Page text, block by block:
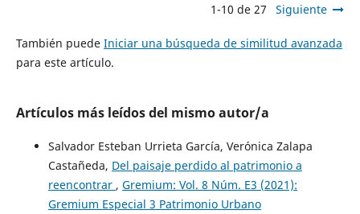
1-10 de 27 Siguiente
También puede Iniciar una búsqueda de similitud avanzada
para este artículo.
Artículos más leídos del mismo autor/a
Salvador Esteban Urrieta García, Verónica Zalapa
Castañeda, Del paisaje perdido al patrimonio a
reencontrar , Gremium: Vol. 8 Núm. E3 (2021):
Gremium Especial 3 Patrimonio Urbano